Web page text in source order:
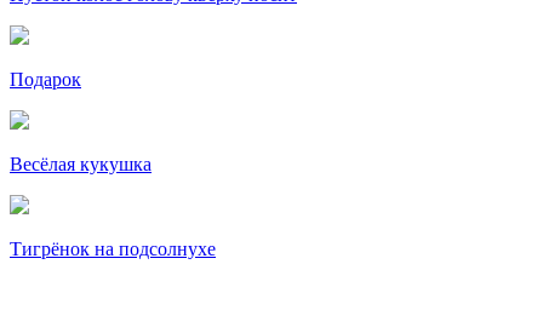
Подарок
Весёлая кукушка
Тигрёнок на подсолнухе